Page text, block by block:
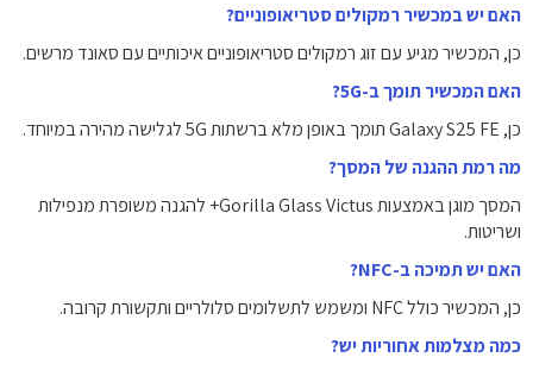
האם יש במכשיר רמקולים סטריאופוניים?
כן, המכשיר מגיע עם זוג רמקולים סטריאופוניים איכותיים עם סאונד מרשים.
האם המכשיר תומך ב-5G?
כן, Galaxy S25 FE תומך באופן מלא ברשתות 5G לגלישה מהירה במיוחד.
מה רמת ההגנה של המסך?
המסך מוגן באמצעות Gorilla Glass Victus+ להגנה משופרת מנפילות
ושריטות.
האם יש תמיכה ב-NFC?
כן, המכשיר כולל NFC ומשמש לתשלומים סלולריים ותקשורת קרובה.
כמה מצלמות אחוריות יש?